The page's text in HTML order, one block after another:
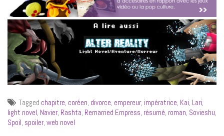
Tagged chapitre, coréen, divorce, empereur, impératrice, Kai, Lari,
light novel, Navier, Rashta, Remarried Empress, résumé, roman, Sovieshu,
Spoil, spoiler, web novel